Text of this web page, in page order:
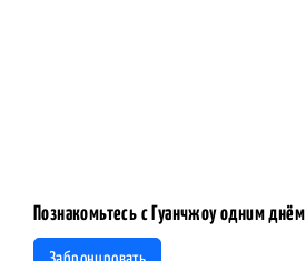
Познакомьтесь с Гуанчжоу одним днём